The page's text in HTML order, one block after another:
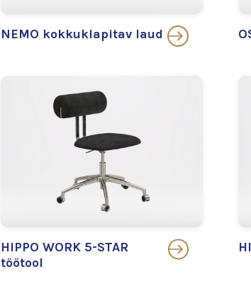
NEMO kokkuklapitav laud
HIPPO WORK 5-STAR
töötool